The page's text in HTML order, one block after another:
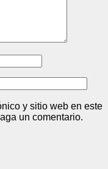
y sitio web en este
un comentario.